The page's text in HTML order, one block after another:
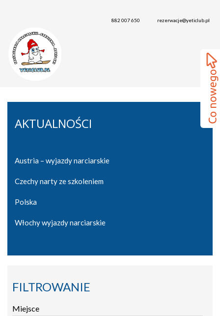
882 007 650 rezerwacje@yeticlub.pl
AKTUALNOŚCI
Austria – wyjazdy narciarskie
Czechy narty ze szkoleniem
Polska
Włochy wyjazdy narciarskie
FILTROWANIE
Miejsce